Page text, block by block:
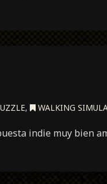
, WALKING
indie muy bien